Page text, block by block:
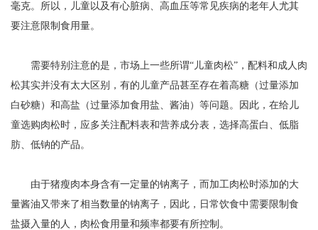
毫克。所以，儿童以及有心脏病、高血压等常见疾病的老年人尤其
要注意限制食用量。
需要特别注意的是，市场上一些所谓“儿童肉松”，配料和成人肉
松其实并没有太大区别，有的儿童产品甚至存在着高糖（过量添加
白砂糖）和高盐（过量添加食用盐、酱油）等问题。因此，在给儿
童选购肉松时，应多关注配料表和营养成分表，选择高蛋白、低脂
肪、低钠的产品。
由于猪瘦肉本身含有一定量的钠离子，而加工肉松时添加的大
量酱油又带来了相当数量的钠离子，因此，日常饮食中需要限制食
盐摄入量的人，肉松食用量和频率都要有所控制。